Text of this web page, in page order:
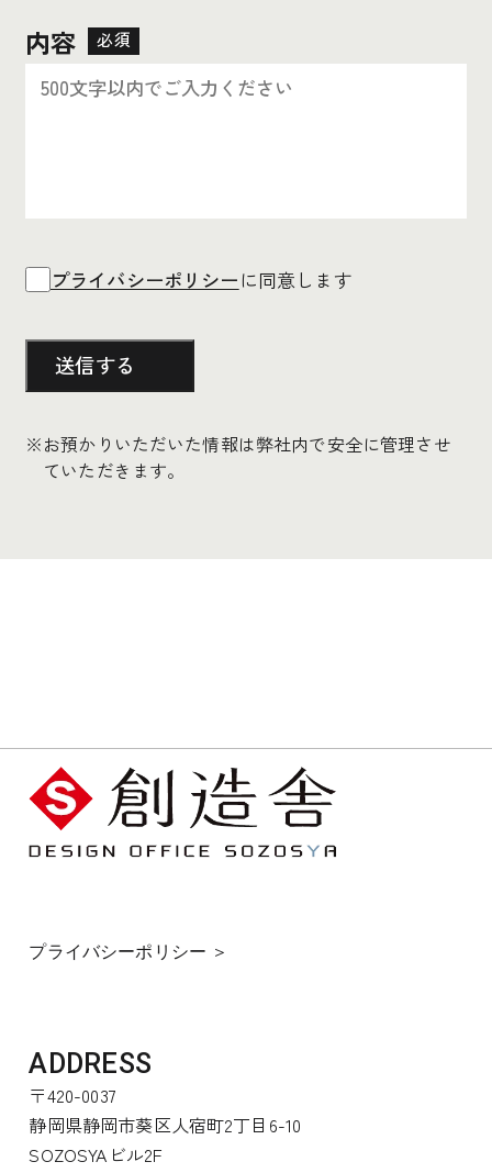
内容 必須
プライバシーポリシーに同意します
お預かりいただいた情報は弊社内で安全に管理させ
ていただきます。
プライバシーポリシー ＞
ADDRESS
〒420-0037
静岡県静岡市葵区人宿町2丁目6-10
SOZOSYAビル2F